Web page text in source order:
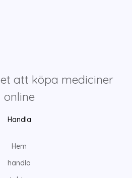
att köpa mediciner
online
Handla
Hem
handla